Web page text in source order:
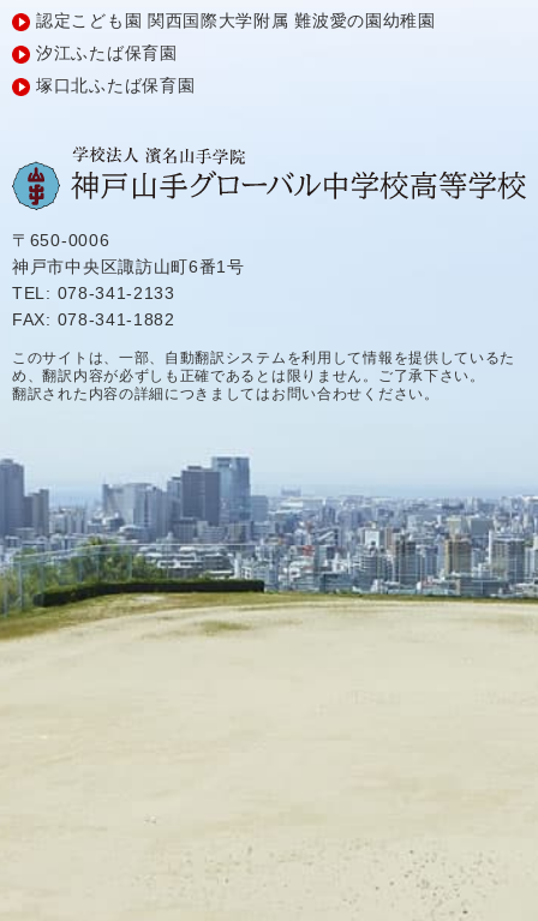
認定こども園 関西国際大学附属 難波愛の園幼稚園
汐江ふたば保育園
塚口北ふたば保育園
〒650-0006
神戸市中央区諏訪山町6番1号
TEL: 078-341-2133
FAX: 078-341-1882
このサイトは、一部、自動翻訳システムを利用して情報を提供しているた
め、翻訳内容が必ずしも正確であるとは限りません。ご了承下さい。
翻訳された内容の詳細につきましてはお問い合わせください。